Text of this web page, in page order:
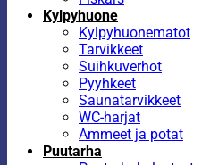
Kylpyhuone
Kylpyhuonematot
Tarvikkeet
Suihkuverhot
Pyyhkeet
Saunatarvikkeet
WC-harjat
Ammeet ja potat
Puutarha